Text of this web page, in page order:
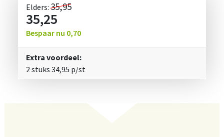
Elders:35,95
35,25
Bespaar nu 0,70
Extra voordeel:
2 stuks 34,95 p/st